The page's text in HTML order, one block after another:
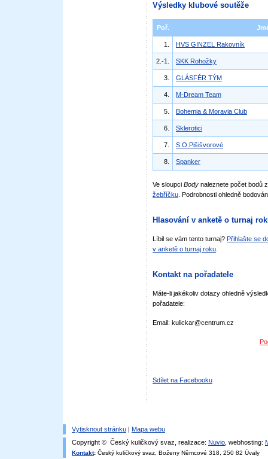
Výsledky klubové soutěže
Poř.
1. HVS GINZEL Rakovník
2.-1. SKK Rohožky
3. GLÁSFÉR TÝM
4. M-Dream Team
5. Bohemia & Moravia Club
6. Sklerotici
7. S.O.Pišišvorové
8. Spanker
Ve sloupci Body naleznete počet bodů
žebříčku . Podrobnosti ohledně
Hlasování v anketě o turnaj
Líbil se vám tento turnaj? Přihlašte se
v anketě o turnaj roku
Kontakt na pořadatele
Máte-li jakékoliv dotazy ohledně
pořadatele:
Email: kulickar@centrum.cz
Sdílet na Facebooku
Vytisknout stránku | Mapa webu
Copyright © Český kuličkový svaz, realizace: Nuvio , webhosting:
Kontakt: Český kuličkový svaz, Boženy Němcové 318, 250 82 Úvaly